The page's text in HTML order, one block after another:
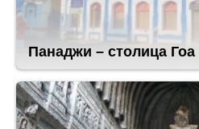
Панаджи – столица